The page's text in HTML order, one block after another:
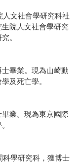
人文社會學研究科社
院人文社會學研究
。
畢業。現為山崎動
及死亡學。
業。現為東京國際
科學研究科，獲博士